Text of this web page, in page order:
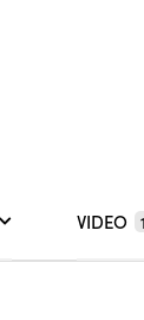
VIDEO 1